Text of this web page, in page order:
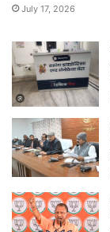
July 17, 2026